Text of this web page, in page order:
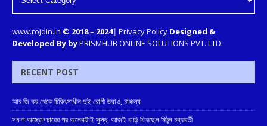
www.rojdin.in © 2018– 2024| Privacy Policy Designed &
Developed By byPRISMHUB ONLINE SOLUTIONS PVT. LTD.
RECENT POST
আর জি কর থেকে চিকিৎসাধীন দুই রোগী উধাও, চাঞ্চল্য
সফল অস্ত্রোপচারের পর অনেকটাই সুস্থ, আজই বাড়ি ফিরছেন মিঠুন চক্রবর্তী